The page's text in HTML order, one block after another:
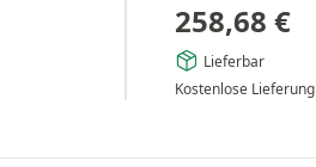
258,68 €
Lieferbar
Kostenlose Lieferung